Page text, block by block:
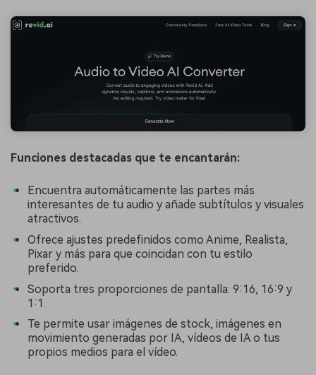
Funciones destacadas que te encantarán:
Encuentra automáticamente las partes más
interesantes de tu audio y añade subtítulos y visuales
atractivos.
Ofrece ajustes predefinidos como Anime, Realista,
Pixar y más para que coincidan con tu estilo
preferido.
Soporta tres proporciones de pantalla: 9:16, 16:9 y
1:1.
Te permite usar imágenes de stock, imágenes en
movimiento generadas por IA, vídeos de IA o tus
propios medios para el vídeo.